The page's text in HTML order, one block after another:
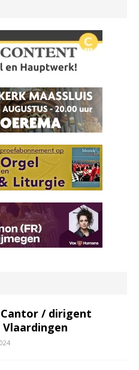
Cantor / dirigent